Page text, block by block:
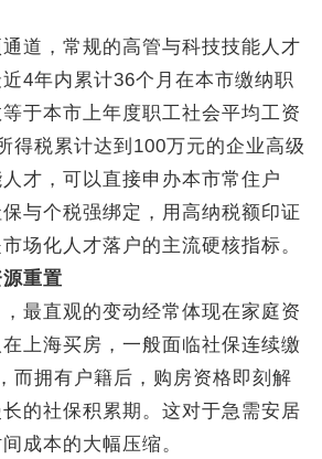
，常规的高管与科技技能人才
4年内累计36个月在本市缴纳职
于本市上年度职工社会平均工资
得税累计达到100万元的企业高级
才，可以直接申办本市常住户
与个税强绑定，用高纳税额印证
场化人才落户的主流硬核指标。
重置
直观的变动经常体现在家庭资
上海买房，一般面临社保连续缴
而拥有户籍后，购房资格即刻解
的社保积累期。这对于急需安居
成本的大幅压缩。